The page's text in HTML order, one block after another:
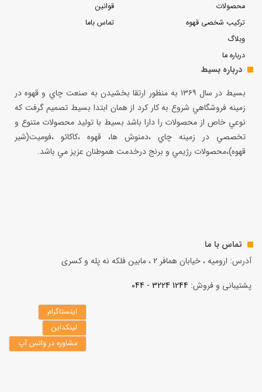
محصولات
ترکیب شخصی قهوه
وبلاگ
درباره ما
قوانین
تماس باما
درباره بسیط
بسيط در سال ۱۳۶۹ به منظور ارتقا بخشيدن به صنعت چاي و قهوه در
زمينه فروشگاهي شروع به كار كرد از همان ابتدا بسيط تصميم گرفت كه
نوعي خاص از محصولات را دارا باشد بسيط با توليد محصولات متنوع و
تخصصي در زمينه چاي ،دمنوش ها، قهوه ،كاكائو ،فوميت(شير
قهوه)،محصولات رژيمي و برنج درخدمت هموطنان عزيز مي باشد.
تماس با ما
آدرس: ارومیه ، خیابان همافر 2 ، مابين فلكه نه پله و کسری
پشتیبانی و فروش: 1244 3224 - 044
اینستاگرام
لینکداین
مشاوره در واتس آپ